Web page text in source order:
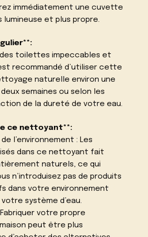
immédiatement une cuvette
et plus propre.
toilettes impeccables et
recommandé d’utiliser cette
naturelle environ une
semaines ou selon les
de la dureté de votre eau.
ce nettoyant**:
l’environnement : Les
dans ce nettoyant fait
naturels, ce qui
n’introduisez pas de produits
dans votre environnement
système d’eau.
votre propre
peut être plus